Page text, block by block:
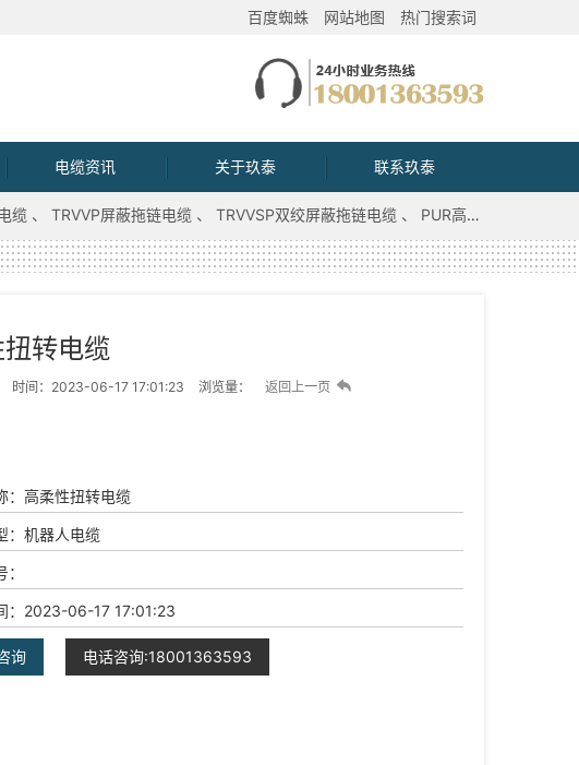
热门搜索词
网站地图
百度蜘蛛
电缆资讯 关于玖泰 联系玖泰
缆 TRVVP屏蔽拖链电缆 TRVVSP双绞屏蔽拖链电缆 PUR高柔性控制电缆
转电缆
时间：2023-06-17 17:01:23 浏览量： 返回上一页
高柔性扭转电缆
机器人电缆
2023-06-17 17:01:23
询 电话咨询:18001363593